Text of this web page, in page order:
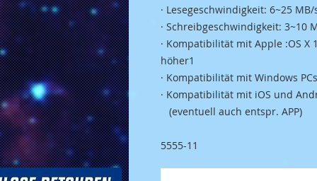
· Lesegeschwindigkeit: 6~25
· Schreibgeschwindigkeit: 3~10
· Kompatibilität mit Apple :OS X
höher1
· Kompatibilität mit Windows
· Kompatibilität mit iOS und
(eventuell auch entspr. APP)
5555-11